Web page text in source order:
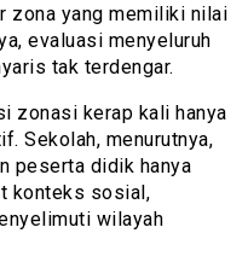
zona yang memiliki nilai
evaluasi menyeluruh
tak terdengar.
zonasi kerap kali hanya
Sekolah, menurutnya,
peserta didik hanya
konteks sosial,
wilayah